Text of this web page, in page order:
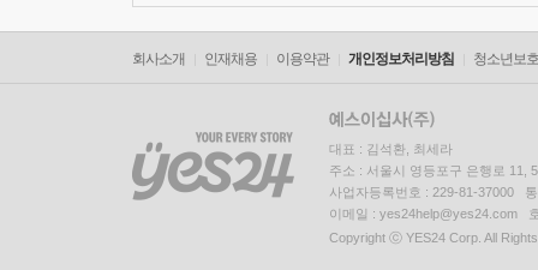
회사소개 인재채용 이용약관 개인정보처리방침 청소년보
대표 : 김석환, 최세라
주소 : 서울시 영등포구 은행로 11,
사업자등록번호 : 229-81-37000
이메일 : yes24help@yes24.com
Copyright ⓒ YES24 Corp. All